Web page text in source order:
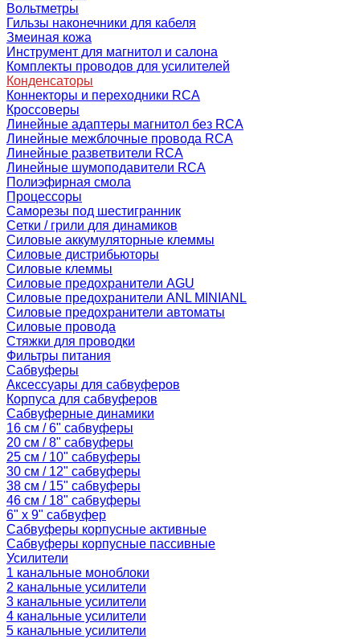
Вольтметры
Гильзы наконечники для кабеля
Змеиная кожа
Инструмент для магнитол и салона
Комплекты проводов для усилителей
Конденсаторы
Коннекторы и переходники RCA
Кроссоверы
Линейные адаптеры магнитол без RCA
Линейные межблочные провода RCA
Линейные разветвители RCA
Линейные шумоподавители RCA
Полиэфирная смола
Процессоры
Саморезы под шестигранник
Сетки / грили для динамиков
Силовые аккумуляторные клеммы
Силовые дистрибьюторы
Силовые клеммы
Силовые предохранители AGU
Силовые предохранители ANL MINIANL
Силовые предохранители автоматы
Силовые провода
Стяжки для проводки
Фильтры питания
Сабвуферы
Аксессуары для сабвуферов
Корпуса для сабвуферов
Сабвуферные динамики
16 см / 6" сабвуферы
20 см / 8" сабвуферы
25 см / 10" сабвуферы
30 см / 12" сабвуферы
38 см / 15" сабвуферы
46 см / 18" сабвуферы
6" x 9" сабвуфер
Сабвуферы корпусные активные
Сабвуферы корпусные пассивные
Усилители
1 канальные моноблоки
2 канальные усилители
3 канальные усилители
4 канальные усилители
5 канальные усилители